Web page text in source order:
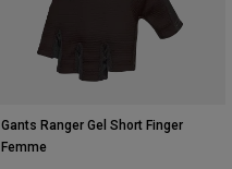
Gants Ranger Gel Short Finger
Femme